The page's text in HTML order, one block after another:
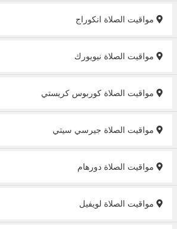
مواقيت الصلاة انكوراج
مواقيت الصلاة نيويورك
مواقيت الصلاة كوربوس كريستي
مواقيت الصلاة جيرسي سيتي
مواقيت الصلاة دورهام
مواقيت الصلاة لويفيل